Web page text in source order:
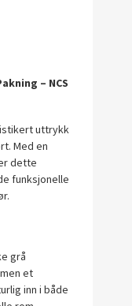
– NCS
uttrykk
Med en
dette
funksjonelle
grå
et
inn i både